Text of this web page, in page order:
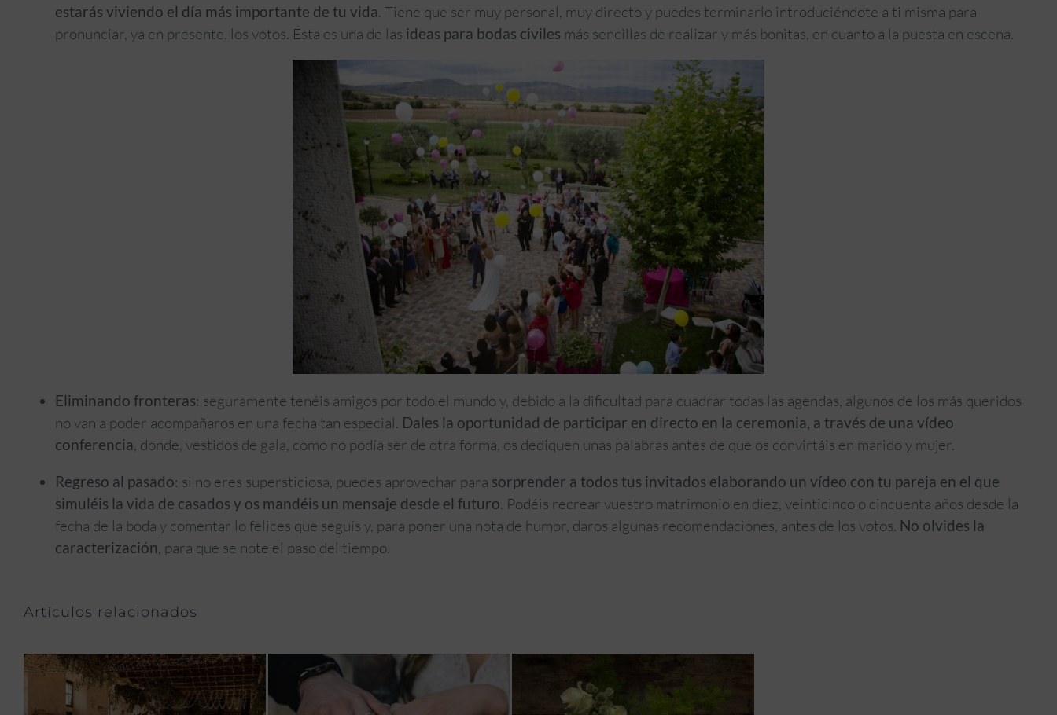
estarás viviendo el día más importante de tu vida. Tiene que ser muy personal, muy directo y puedes terminarlo introduciéndote a ti misma para
pronunciar, ya en presente, los votos. Ésta es una de las ideas para bodas civiles más sencillas de realizar y más bonitas, en cuanto a la puesta en escena.
Eliminando fronteras: seguramente tenéis amigos por todo el mundo y, debido a la dificultad para cuadrar todas las agendas, algunos de los más queridos
no van a poder acompañaros en una fecha tan especial. Dales la oportunidad de participar en directo en la ceremonia, a través de una vídeo
conferencia, donde, vestidos de gala, como no podía ser de otra forma, os dediquen unas palabras antes de que os convirtáis en marido y mujer.
Regreso al pasado: si no eres supersticiosa, puedes aprovechar para sorprender a todos tus invitados elaborando un vídeo con tu pareja en el que
simuléis la vida de casados y os mandéis un mensaje desde el futuro. Podéis recrear vuestro matrimonio en diez, veinticinco o cincuenta años desde la
fecha de la boda y comentar lo felices que seguís y, para poner una nota de humor, daros algunas recomendaciones, antes de los votos. No olvides la
caracterización, para que se note el paso del tiempo.
Artículos relacionados